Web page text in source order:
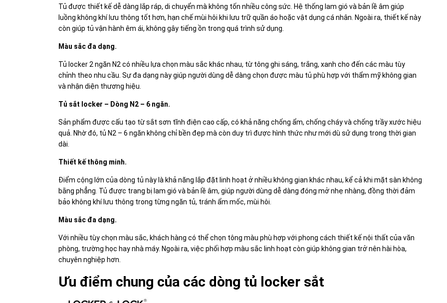
Tủ được thiết kế dễ dàng lắp ráp, di chuyển mà không tốn nhiều công sức. Hệ thống lam gió và bản lề âm giúp
luồng không khí lưu thông tốt hơn, hạn chế mùi hôi khi lưu trữ quần áo hoặc vật dụng cá nhân. Ngoài ra, thiết kế này
còn giúp tủ vận hành êm ái, không gây tiếng ồn trong quá trình sử dụng.
Màu sắc đa dạng.
Tủ locker 2 ngăn N2 có nhiều lựa chọn màu sắc khác nhau, từ tông ghi sáng, trắng, xanh cho đến các màu tùy
chỉnh theo nhu cầu. Sự đa dạng này giúp người dùng dễ dàng chọn được màu tủ phù hợp với thẩm mỹ không gian
và nhận diện thương hiệu.
Tủ sắt locker – Dòng N2 – 6 ngăn.
Sản phẩm được cấu tạo từ sắt sơn tĩnh điện cao cấp, có khả năng chống ẩm, chống cháy và chống trầy xước hiệu
quả. Nhờ đó, tủ N2 – 6 ngăn không chỉ bền đẹp mà còn duy trì được hình thức như mới dù sử dụng trong thời gian
dài.
Thiết kế thông minh.
Điểm cộng lớn của dòng tủ này là khả năng lắp đặt linh hoạt ở nhiều không gian khác nhau, kể cả khi mặt sàn không
bằng phẳng. Tủ được trang bị lam gió và bản lề âm, giúp người dùng dễ dàng đóng mở nhẹ nhàng, đồng thời đảm
bảo không khí lưu thông trong từng ngăn tủ, tránh ẩm mốc, mùi hôi.
Màu sắc đa dạng.
Với nhiều tùy chọn màu sắc, khách hàng có thể chọn tông màu phù hợp với phong cách thiết kế nội thất của văn
phòng, trường học hay nhà máy. Ngoài ra, việc phối hợp màu sắc linh hoạt còn giúp không gian trở nên hài hòa,
chuyên nghiệp hơn.
Ưu điểm chung của các dòng tủ locker sắt